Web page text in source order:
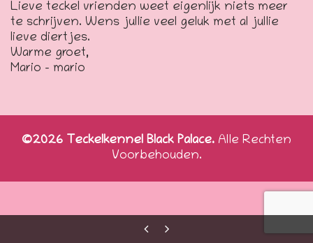
Lieve teckel vrienden weet eigenlijk niets meer
te schrijven. Wens jullie veel geluk met al jullie
lieve diertjes.
Warme groet,
Mario – mario
©2026 Teckelkennel Black Palace. Alle Rechten
Voorbehouden.